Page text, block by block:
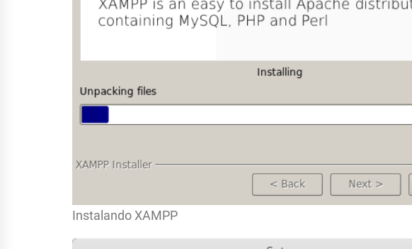
Instalando XAMPP